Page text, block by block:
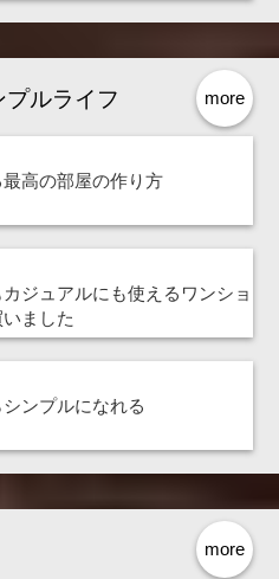
more
プルライフ
最高の部屋の作り方
ジュアルにも使えるワンショ
ました
ンプルになれる
more